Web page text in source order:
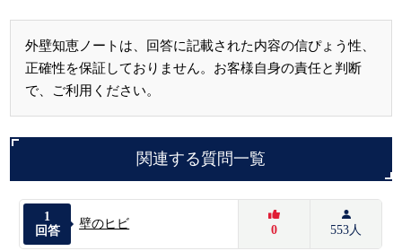
外壁知恵ノートは、回答に記載された内容の信ぴょう性、
正確性を保証しておりません。お客様自身の責任と判断
で、ご利用ください。
関連する質問一覧
1
回答
壁のヒビ 0 553人